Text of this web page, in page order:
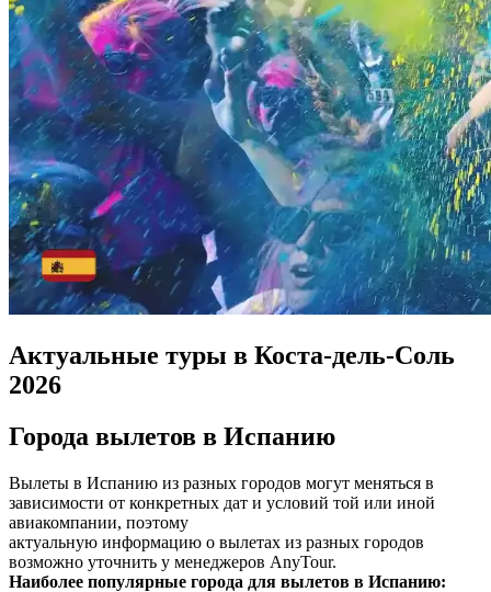
Актуальные туры в Коста-дель-Соль
2026
Города вылетов в Испанию
Вылеты в Испанию из разных городов могут меняться в
зависимости от конкретных дат и условий той или иной
авиакомпании, поэтому
актуальную информацию о вылетах из разных городов
возможно уточнить у менеджеров AnyTour.
Наиболее популярные города для вылетов в Испанию: